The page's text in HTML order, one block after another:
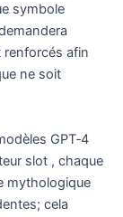
symbole
afin
ne soit
GPT‑4
slot , chaque
mythologique
cela